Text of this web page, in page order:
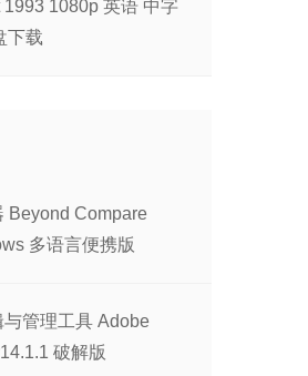
1993 1080p 英语 中字
下载
Beyond Compare
多语言便携版
管理工具 Adobe
破解版